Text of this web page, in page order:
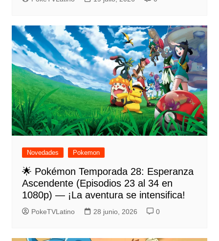
Novedades Pokemon
🌟 Pokémon Temporada 28: Esperanza
Ascendente (Episodios 23 al 34 en
1080p) — ¡La aventura se intensifica!
PokeTVLatino 28 junio, 2026 0